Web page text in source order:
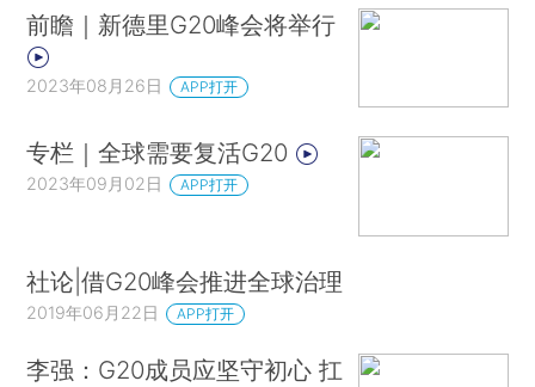
前瞻｜新德里G20峰会将举行
2023年08月26日 APP打开
专栏｜全球需要复活G20
2023年09月02日 APP打开
社论|借G20峰会推进全球治理
2019年06月22日 APP打开
李强：G20成员应坚守初心 扛